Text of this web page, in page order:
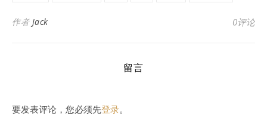
作者 Jack 0评论
留言
要发表评论，您必须先登录。